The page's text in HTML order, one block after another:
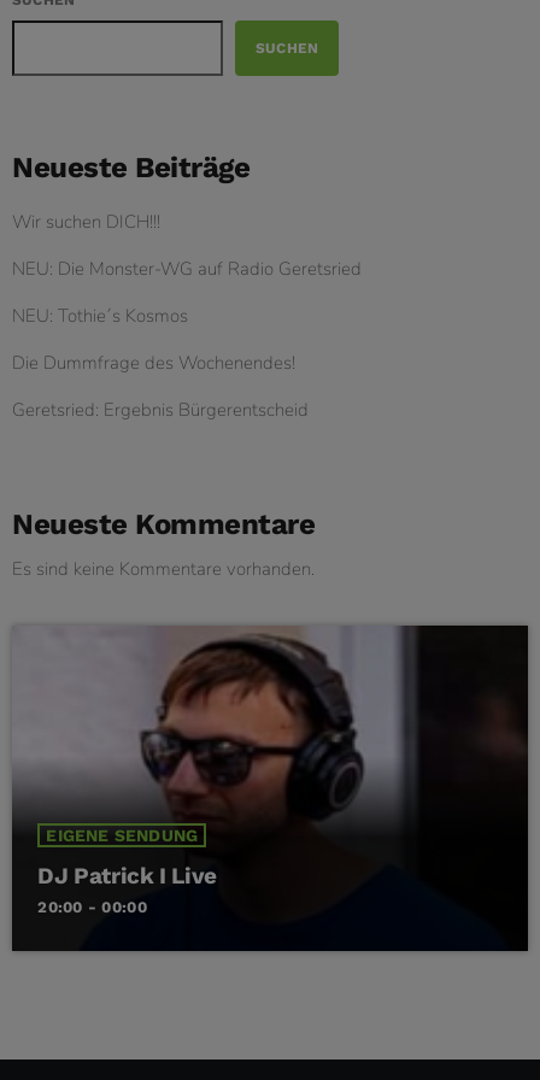
SUCHEN
Neueste Beiträge
Wir suchen DICH!!!
NEU: Die Monster-WG auf Radio Geretsried
NEU: Tothie´s Kosmos
Die Dummfrage des Wochenendes!
Geretsried: Ergebnis Bürgerentscheid
Neueste Kommentare
Es sind keine Kommentare vorhanden.
EIGENE SENDUNG
DJ Patrick I Live
20:00 - 00:00